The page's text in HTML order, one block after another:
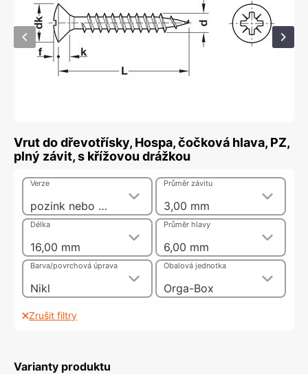
Vrut do dřevotřísky, Hospa, čočková hlava, PZ,
plný závit, s křížovou drážkou
pozink nebo nikl
Verze
3,00 mm
Průměr závitu
16,00 mm
Délka
6,00 mm
Průměr hlavy
Nikl
Barva/povrchová úprava
Orga-Box
Obalová jednotka
Zrušit filtry
Varianty produktu